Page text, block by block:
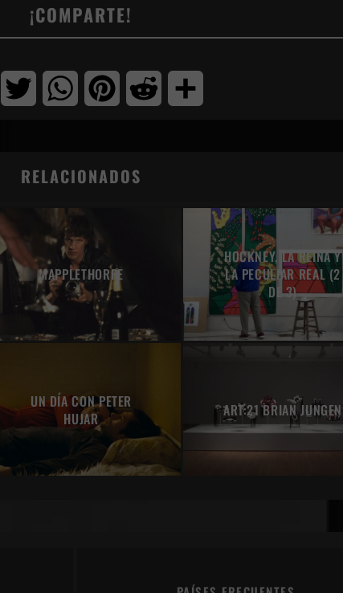
¡COMPARTE!
FacebookTwitter WhatsAppPinterest Reddit
RELACIONADOS
MAPPLETHORPE
HOCKNEY, LA REINA Y
LA PECULIAR REAL (2
DE 3)
UN DÍA CON PETER
HUJAR
ART:21 BRIAN JUNGEN